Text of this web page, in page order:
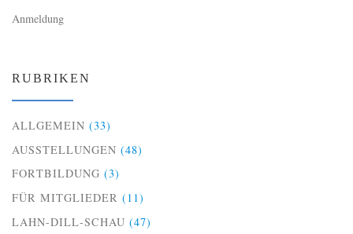
Anmeldung
RUBRIKEN
ALLGEMEIN (33)
AUSSTELLUNGEN (48)
FORTBILDUNG (3)
FÜR MITGLIEDER (11)
LAHN-DILL-SCHAU (47)